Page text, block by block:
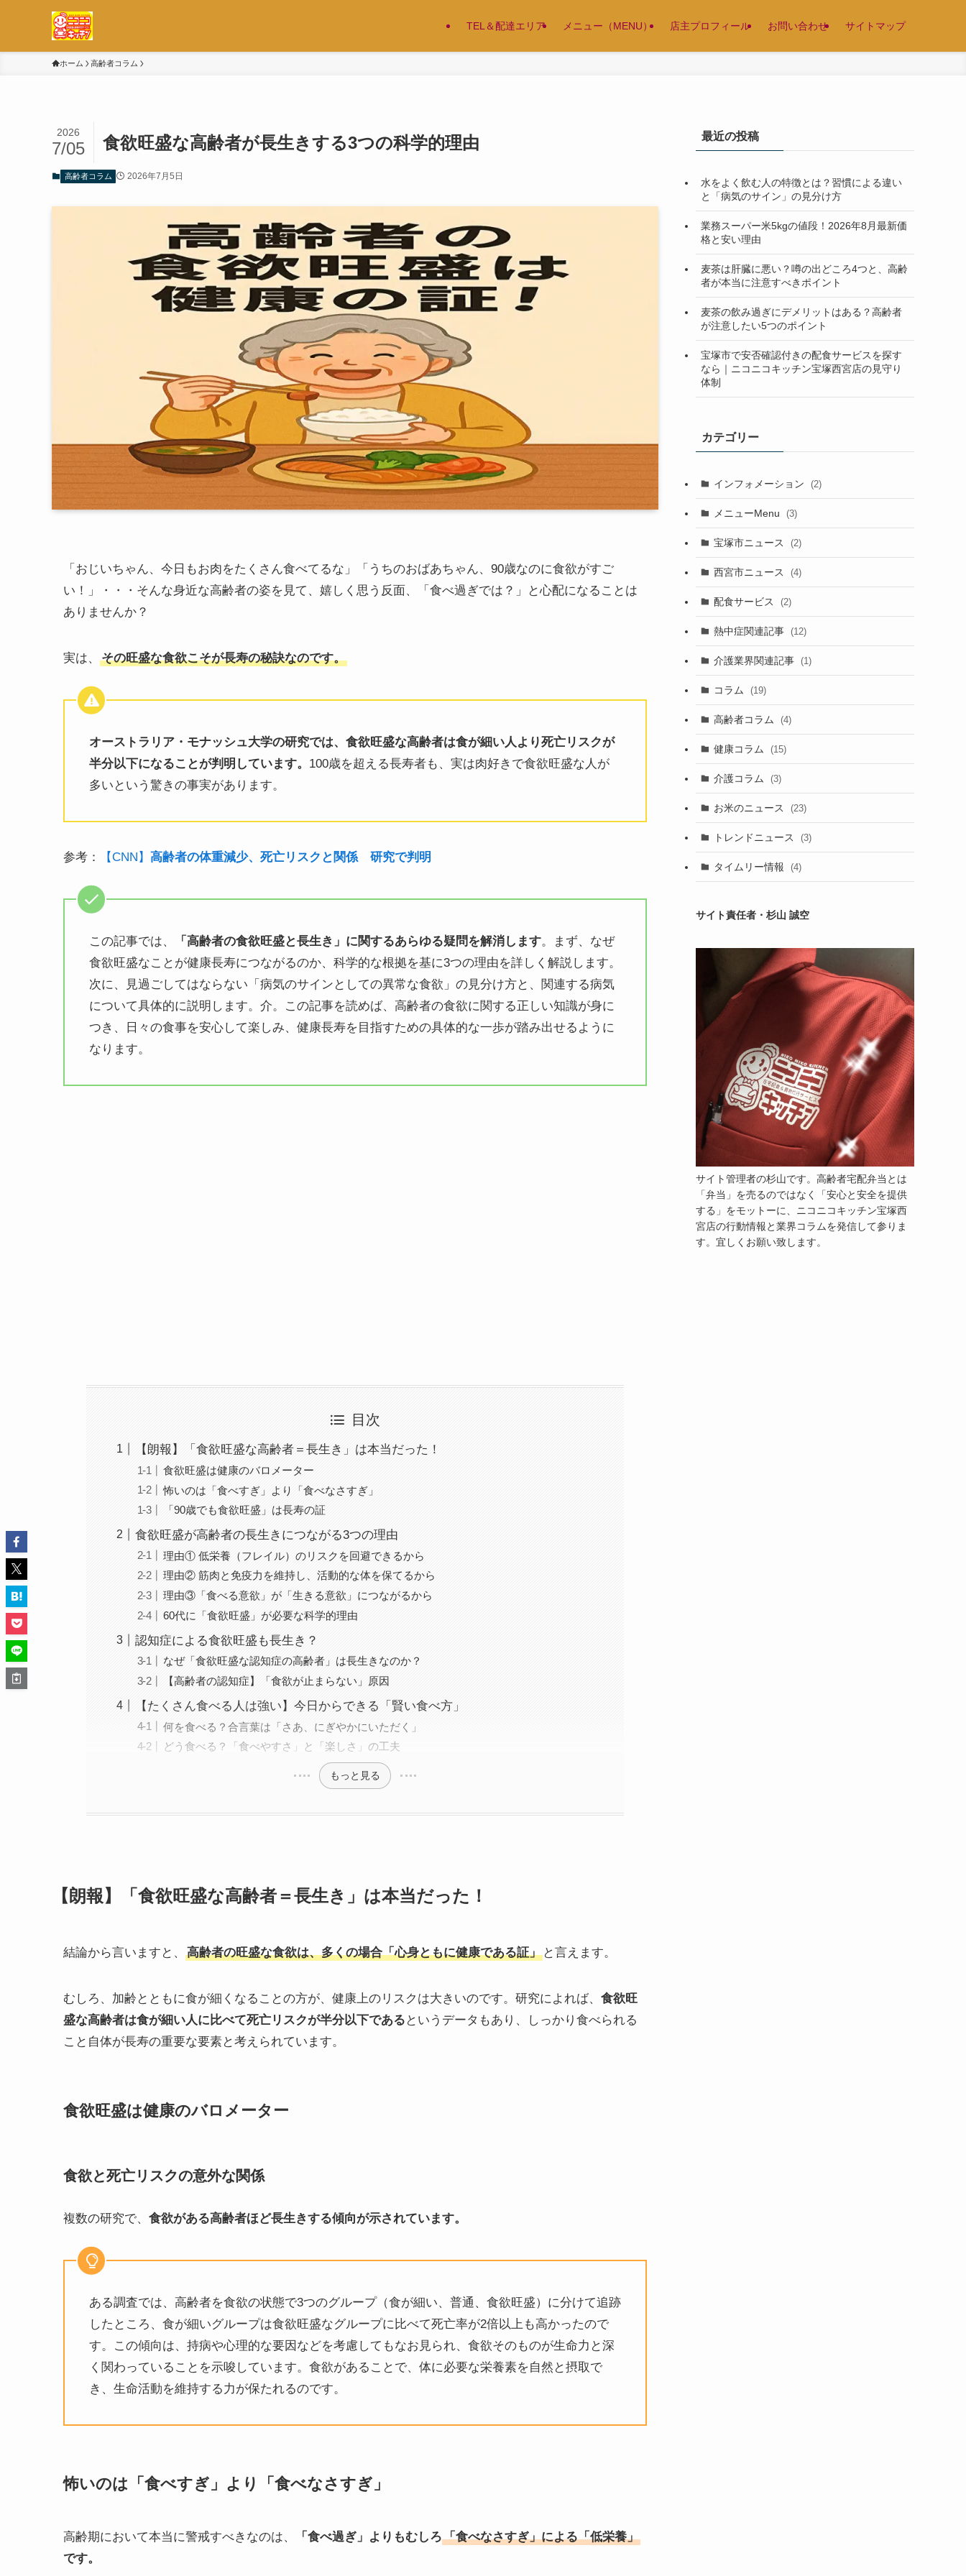
TEL＆配達エリア メニュー（MENU） 店主プロフィール お問い合わせ サイトマップ
ホーム 高齢者コラム
食欲旺盛な高齢者が長生きする3つの科学的理由
2026
7/05
高齢者コラム 2026年7月5日
「おじいちゃん、今日もお肉をたくさん食べてるな」「うちのおばあちゃん、90歳なのに食欲がすご
い！」・・・そんな身近な高齢者の姿を見て、嬉しく思う反面、「食べ過ぎでは？」と心配になることは
ありませんか？
実は、 その旺盛な食欲こそが長寿の秘訣なのです。
オーストラリア・モナッシュ大学の研究では、食欲旺盛な高齢者は食が細い人より死亡リスクが
半分以下になることが判明しています。 100歳を超える長寿者も、実は肉好きで食欲旺盛な人が
多いという驚きの事実があります。
参考： 【CNN】 高齢者の体重減少、死亡リスクと関係 研究で判明
この記事では、 「高齢者の食欲旺盛と長生き」に関するあらゆる疑問を解消します。まず、なぜ
食欲旺盛なことが健康長寿につながるのか、科学的な根拠を基に3つの理由を詳しく解説します。
次に、見過ごしてはならない「病気のサインとしての異常な食欲」の見分け方と、関連する病気
について具体的に説明します。介。この記事を読めば、高齢者の食欲に関する正しい知識が身に
つき、日々の食事を安心して楽しみ、健康長寿を目指すための具体的な一歩が踏み出せるように
なります。
目次
【朗報】「食欲旺盛な高齢者＝長生き」は本当だった！
食欲旺盛は健康のバロメーター
怖いのは「食べすぎ」より「食べなさすぎ」
「90歳でも食欲旺盛」は長寿の証
食欲旺盛が高齢者の長生きにつながる3つの理由
理由① 低栄養（フレイル）のリスクを回避できるから
理由② 筋肉と免疫力を維持し、活動的な体を保てるから
理由③「食べる意欲」が「生きる意欲」につながるから
60代に「食欲旺盛」が必要な科学的理由
認知症による食欲旺盛も長生き？
なぜ「食欲旺盛な認知症の高齢者」は長生きなのか？
【高齢者の認知症】「食欲が止まらない」原因
【たくさん食べる人は強い】今日からできる「賢い食べ方」
何を食べる？合言葉は「さあ、にぎやかにいただく」
どう食べる？「食べやすさ」と「楽しさ」の工夫
もっと見る
【朗報】「食欲旺盛な高齢者＝長生き」は本当だった！
結論から言いますと、 高齢者の旺盛な食欲は、多くの場合「心身ともに健康である証」 と言えます。
むしろ、加齢とともに食が細くなることの方が、健康上のリスクは大きいのです。研究によれば、 食欲旺
盛な高齢者は食が細い人に比べて死亡リスクが半分以下である というデータもあり、しっかり食べられる
こと自体が長寿の重要な要素と考えられています。
食欲旺盛は健康のバロメーター
食欲と死亡リスクの意外な関係
複数の研究で、 食欲がある高齢者ほど長生きする傾向が示されています。
ある調査では、高齢者を食欲の状態で3つのグループ（食が細い、普通、食欲旺盛）に分けて追跡
したところ、食が細いグループは食欲旺盛なグループに比べて死亡率が2倍以上も高かったので
す。この傾向は、持病や心理的な要因などを考慮してもなお見られ、食欲そのものが生命力と深
く関わっていることを示唆しています。食欲があることで、体に必要な栄養素を自然と摂取で
き、生命活動を維持する力が保たれるのです。
怖いのは「食べすぎ」より「食べなさすぎ」
高齢期において本当に警戒すべきなのは、 「食べ過ぎ」よりもむしろ「食べなさすぎ」による「低栄養」
です。
最近の投稿
水をよく飲む人の特徴とは？習慣による違い
と「病気のサイン」の見分け方
業務スーパー米5kgの値段！2026年8月最新価
格と安い理由
麦茶は肝臓に悪い？噂の出どころ4つと、高齢
者が本当に注意すべきポイント
麦茶の飲み過ぎにデメリットはある？高齢者
が注意したい5つのポイント
宝塚市で安否確認付きの配食サービスを探す
なら｜ニコニコキッチン宝塚西宮店の見守り
体制
カテゴリー
インフォメーション (2)
メニューMenu (3)
宝塚市ニュース (2)
西宮市ニュース (4)
配食サービス (2)
熱中症関連記事 (12)
介護業界関連記事 (1)
コラム (19)
高齢者コラム (4)
健康コラム (15)
介護コラム (3)
お米のニュース (23)
トレンドニュース (3)
タイムリー情報 (4)
サイト責任者・杉山 誠空
サイト管理者の杉山です。高齢者宅配弁当とは
「弁当」を売るのではなく「安心と安全を提供
する」をモットーに、ニコニコキッチン宝塚西
宮店の行動情報と業界コラムを発信して参りま
す。宜しくお願い致します。